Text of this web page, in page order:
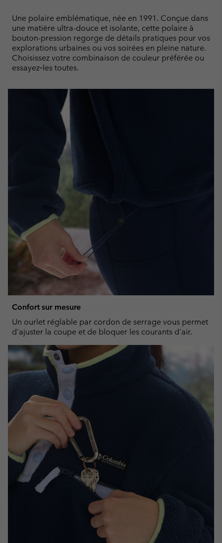
Une polaire emblématique, née en 1991. Conçue dans
une matière ultra-douce et isolante, cette polaire à
bouton-pression regorge de détails pratiques pour vos
explorations urbaines ou vos soirées en pleine nature.
Choisissez votre combinaison de couleur préférée ou
essayez‑les toutes.
Confort sur mesure
Un ourlet réglable par cordon de serrage vous permet
d'ajuster la coupe et de bloquer les courants d'air.